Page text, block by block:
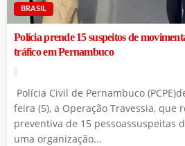
BRASIL
Polícia prende 15 suspeitos de
tráfico em Pernambuco
Polícia Civil de Pernambuco
feira (5), a Operação Travessia, que
preventiva de 15 pessoassuspeitas
uma organização...